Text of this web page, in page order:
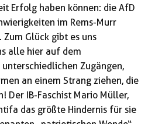
Erfolg haben können: die AfD
im Rems-Murr
Zum Glück gibt es uns
alle hier auf dem
Zugängen,
an einem Strang ziehen, die
Der IB-Faschist Mario Müller,
das größte Hindernis für sie